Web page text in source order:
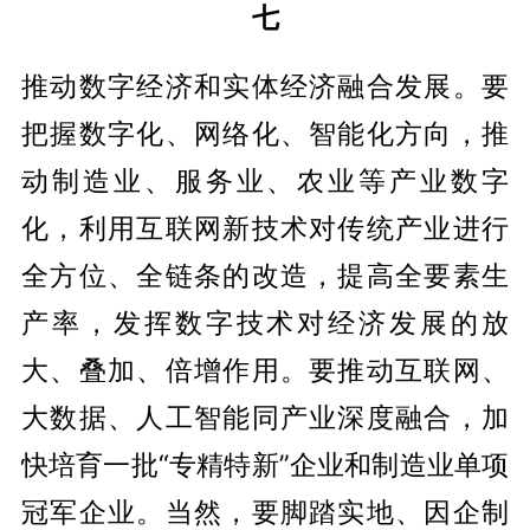
七
推动数字经济和实体经济融合发展。要
把握数字化、网络化、智能化方向，推
动制造业、服务业、农业等产业数字
化，利用互联网新技术对传统产业进行
全方位、全链条的改造，提高全要素生
产率，发挥数字技术对经济发展的放
大、叠加、倍增作用。要推动互联网、
大数据、人工智能同产业深度融合，加
快培育一批“专精特新”企业和制造业单项
冠军企业。当然，要脚踏实地、因企制